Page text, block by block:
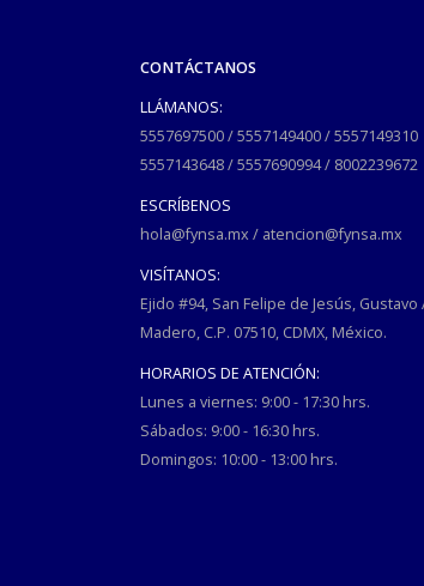
CONTÁCTANOS
LLÁMANOS:
5557697500/5557149400/5557149310
5557143648/5557690994/ 8002239672
ESCRÍBENOS
hola@fynsa.mx / atencion@fynsa.mx
VISÍTANOS:
Ejido #94, San Felipe de Jesús, Gustavo
Madero, C.P. 07510, CDMX, México.
HORARIOS DE ATENCIÓN:
Lunes a viernes: 9:00 - 17:30 hrs.
Sábados: 9:00 - 16:30 hrs.
Domingos: 10:00 - 13:00 hrs.